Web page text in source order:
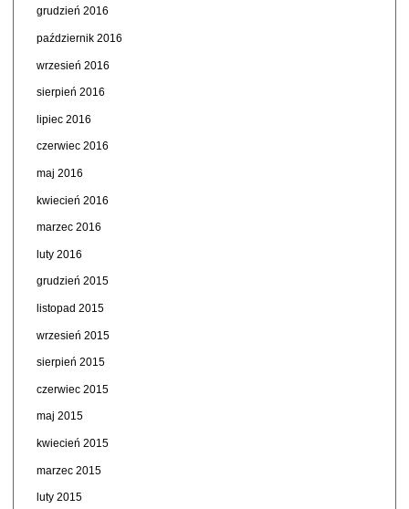
grudzień 2016
październik 2016
wrzesień 2016
sierpień 2016
lipiec 2016
czerwiec 2016
maj 2016
kwiecień 2016
marzec 2016
luty 2016
grudzień 2015
listopad 2015
wrzesień 2015
sierpień 2015
czerwiec 2015
maj 2015
kwiecień 2015
marzec 2015
luty 2015